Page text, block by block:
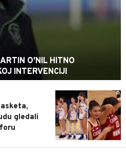
O'NIL HITNO
INTERVENCIJI
0
gledali